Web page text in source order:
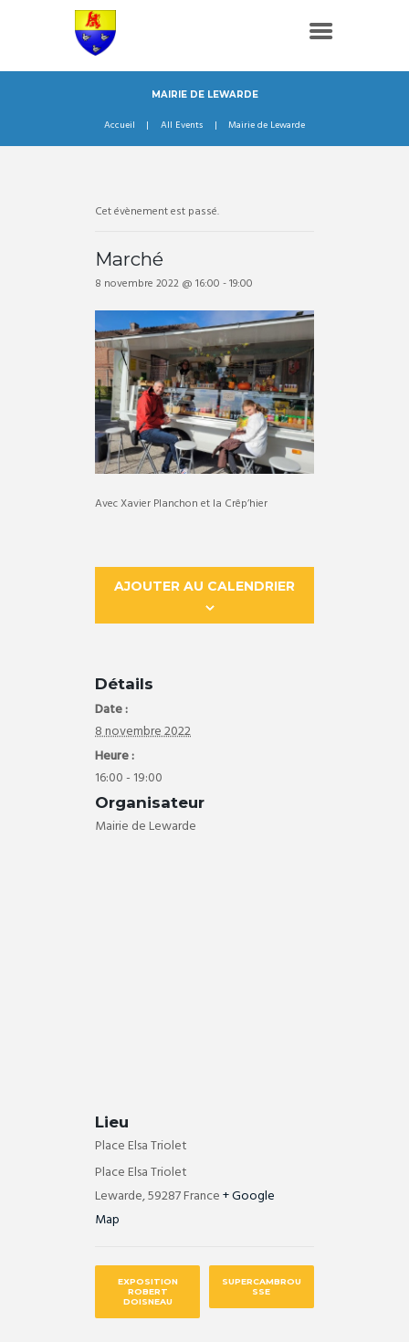
MAIRIE DE LEWARDE
Accueil All Events Mairie de Lewarde
Cet évènement est passé.
Marché
8 novembre 2022 @ 16:00 -19:00
Avec Xavier Planchon et la Crêp’hier
AJOUTER AU CALENDRIER
Détails
Date :
8 novembre 2022
Heure :
16:00 - 19:00
Organisateur
Mairie de Lewarde
Lieu
Place Elsa Triolet
Place Elsa Triolet
Lewarde,59287France+ Google
Map
EXPOSITION
ROBERT
DOISNEAU
SUPERCAMBROU
SSE